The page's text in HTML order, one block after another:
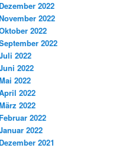
Dezember 2022
2022
2022
2022
2022
2022
2022
2022
2022
Februar 2022
2022
Dezember 2021